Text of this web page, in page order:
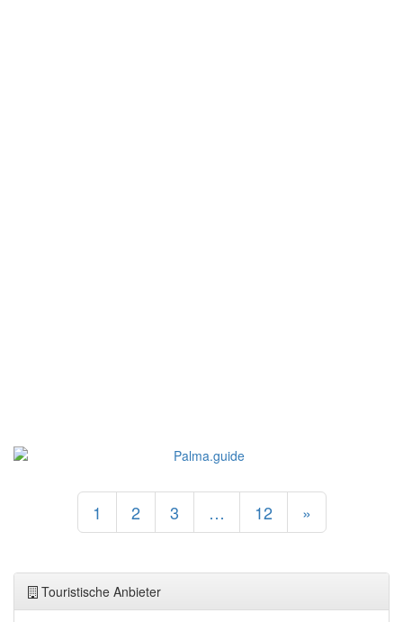
1 2 3 … 12 »
Touristische Anbieter